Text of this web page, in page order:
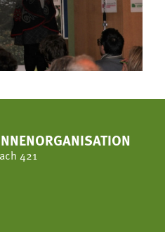
421